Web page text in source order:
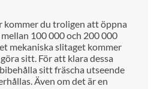
kommer du troligen att öppna
100 000 och 200 000
mekaniska slitaget kommer
sitt. För att klara dessa
sitt fräscha utseende
Även om det är en